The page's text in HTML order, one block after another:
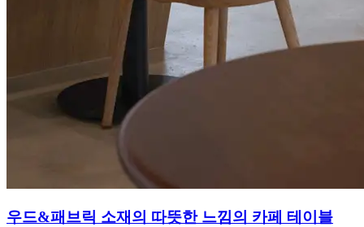
우드&패브릭 소재의 따뜻한 느낌의 카페 테이블